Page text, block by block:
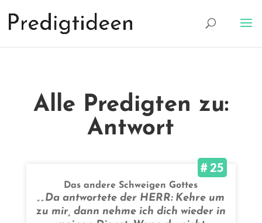
Alle Predigten zu:
Antwort
# 25
Das andere Schweigen Gottes
„„Da antwortete der HERR: Kehre um
zu mir, dann nehme ich dich wieder in